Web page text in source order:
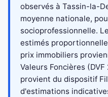
observés à Tassin-la-
moyenne nationale,
socioprofessionnelle.
estimés
prix immobiliers
Valeurs Foncières
provient du dispositif
d'estimations